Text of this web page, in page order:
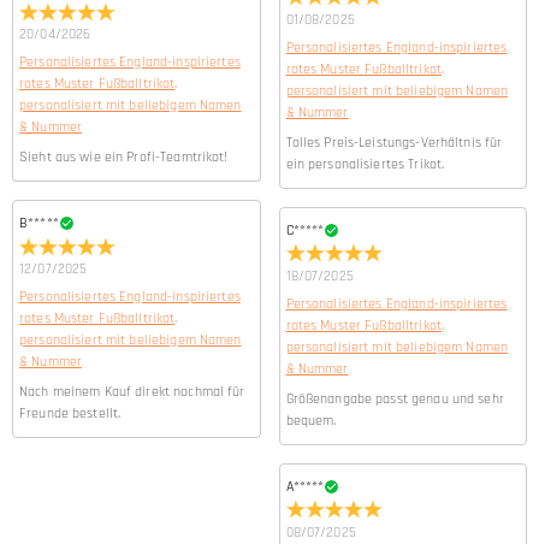
20/04/2026
Personalisiertes England-inspiriertes
rotes Muster Fußballtrikot,
personalisiert mit beliebigem Namen
& Nummer
Sieht aus wie ein Profi-Teamtrikot!
B*****
12/07/2025
Personalisiertes England-inspiriertes
rotes Muster Fußballtrikot,
personalisiert mit beliebigem Namen
& Nummer
Nach meinem Kauf direkt nochmal für
Freunde bestellt.
01/08/2025
Personalisiertes England-inspiriertes
rotes Muster Fußballtrikot,
personalisiert mit beliebigem Namen
& Nummer
Tolles Preis-Leistungs-Verhältnis für
ein personalisiertes Trikot.
C*****
18/07/2025
Personalisiertes England-inspiriertes
rotes Muster Fußballtrikot,
personalisiert mit beliebigem Namen
& Nummer
Größenangabe passt genau und sehr
bequem.
A*****
08/07/2025